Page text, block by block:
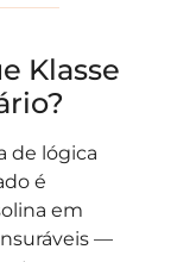
Klasse
de lógica
é
em
—